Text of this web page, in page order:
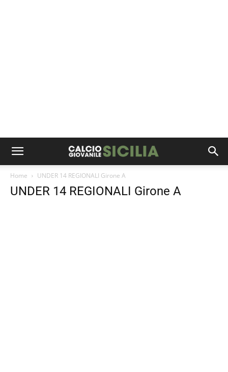
Home UNDER 14 REGIONALI Girone A
UNDER 14 REGIONALI Girone A